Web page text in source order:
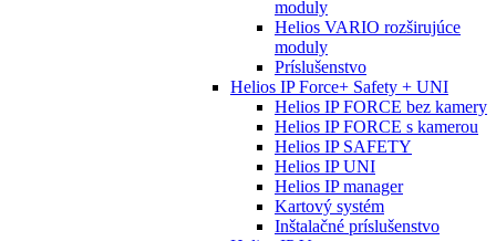
moduly
Helios VARIO rozširujúce
moduly
Príslušenstvo
Helios IP Force+ Safety + UNI
Helios IP FORCE bez kamery
Helios IP FORCE s kamerou
Helios IP SAFETY
Helios IP UNI
Helios IP manager
Kartový systém
Inštalačné príslušenstvo